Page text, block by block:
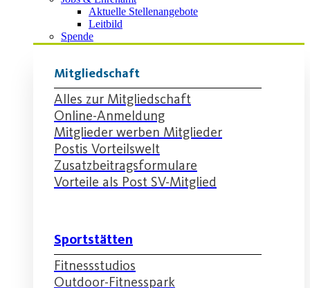
Aktuelle Stellenangebote
Leitbild
Spende
Mitgliedschaft
Alles zur Mitgliedschaft
Online-Anmeldung
Mitglieder werben Mitglieder
Postis Vorteilswelt
Zusatzbeitragsformulare
Vorteile als Post SV-Mitglied
Sportstätten
Fitnessstudios
Outdoor-Fitnesspark